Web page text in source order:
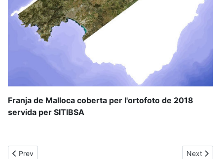
Franja de Malloca coberta per l'ortofoto de 2018
servida per SITIBSA
Previous article: Mussol
Prev Next
Next